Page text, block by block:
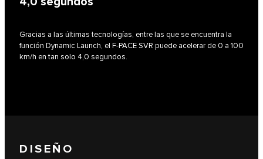
Gracias a las últimas tecnologías, entre las que se encuentra la
función Dynamic Launch, el F-PACE SVR puede acelerar de 0 a 100
km/h en tan solo 4,0 segundos.
DISEÑO